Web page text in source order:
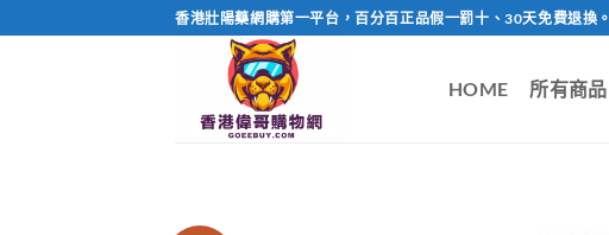
to
香港壯陽藥網購第一平台，百分百正品假一罰十、30天免費退換。
HOME 所有商品